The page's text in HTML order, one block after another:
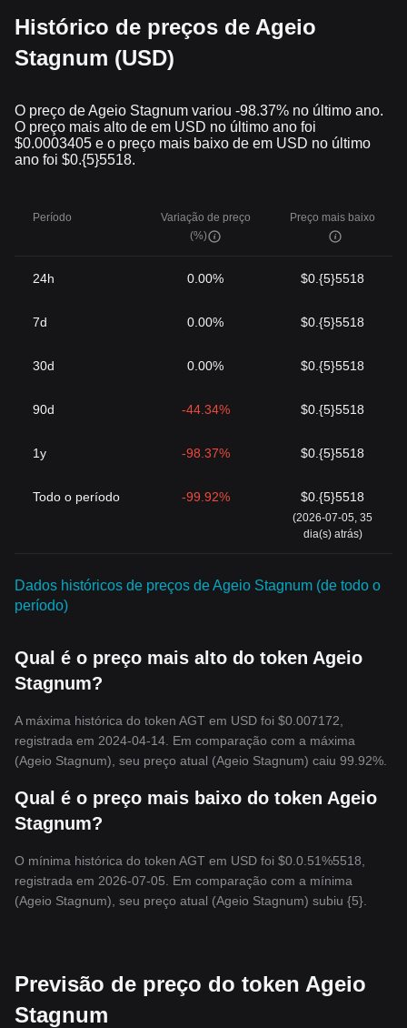
Histórico de preços de Ageio
Stagnum (USD)
O preço de Ageio Stagnum variou -98.37% no último ano.
O preço mais alto de em USD no último ano foi
$0.0003405 e o preço mais baixo de em USD no último
ano foi $0.{5}5518.
Período
Variação de preço
(%)
Preço mais baixo
24h 0.00% $0.{5}5518
7d 0.00% $0.{5}5518
30d 0.00% $0.{5}5518
90d -44.34% $0.{5}5518
1y -98.37% $0.{5}5518
Todo o período -99.92% $0.{5}5518
(2026-07-05, 35
dia(s) atrás)
Dados históricos de preços de Ageio Stagnum (de todo o
período)
Qual é o preço mais alto do token Ageio
Stagnum?
A máxima histórica do token AGT em USD foi $0.007172,
registrada em 2024-04-14. Em comparação com a máxima
(Ageio Stagnum), seu preço atual (Ageio Stagnum) caiu 99.92%.
Qual é o preço mais baixo do token Ageio
Stagnum?
O mínima histórica do token AGT em USD foi $0.0.51%5518,
registrada em 2026-07-05. Em comparação com a mínima
(Ageio Stagnum), seu preço atual (Ageio Stagnum) subiu {5}.
Previsão de preço do token Ageio
Stagnum